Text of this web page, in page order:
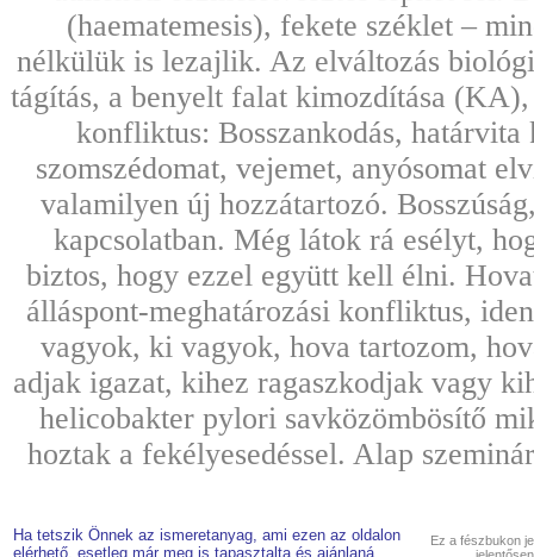
(haematemesis), fekete széklet –
nélkülük is lezajlik. Az elváltozás
tágítás, a benyelt falat kimozdítása
konfliktus: Bosszankodás,
szomszédomat, vejemet, anyósomat
valamilyen új hozzátartozó.
kapcsolatban. Még látok rá esélyt,
biztos, hogy ezzel együtt kell élni.
álláspont-meghatározási konfliktus,
vagyok, ki vagyok, hova tartozom,
adjak igazat, kihez ragaszkodjak vagy
helicobakter pylori savközömbösítő
hoztak a fekélyesedéssel. Alap
Ha tetszik Önnek az ismeretanyag, ami ezen az oldalon
elérhető, esetleg már meg is tapasztalta és ajánlaná
Ez a fészbukon